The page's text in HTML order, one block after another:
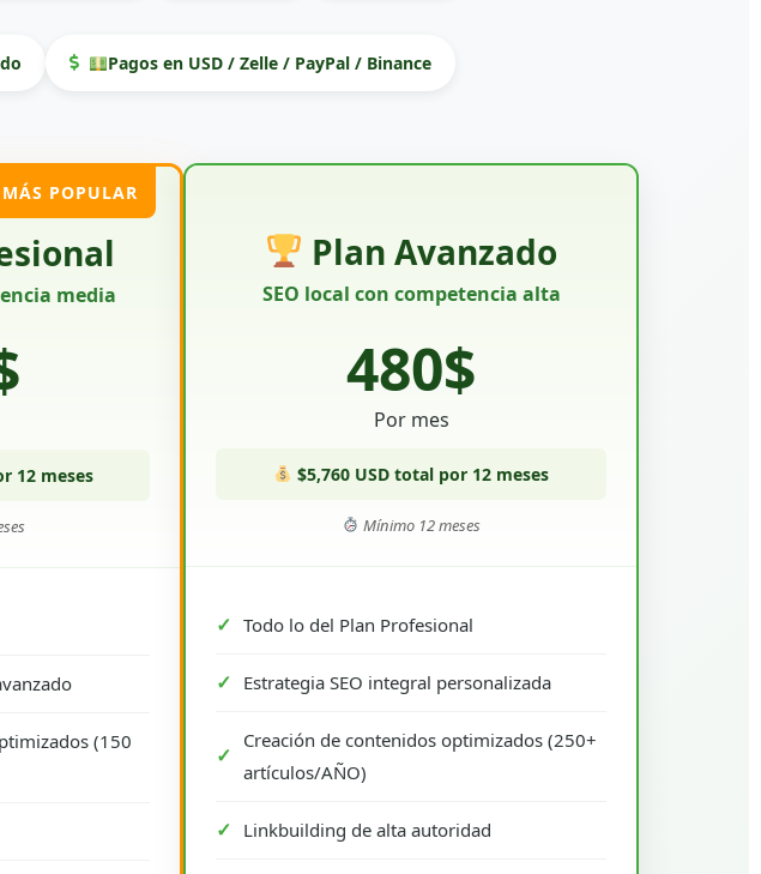
Pagos en USD / Zelle / PayPal / Binance
MÁS POPULAR
media
12 meses
(150
Plan Avanzado
SEO local con competencia alta
480$
Por mes
$5,760 USD total por 12 meses
Mínimo 12 meses
Todo lo del Plan Profesional
Estrategia SEO integral personalizada
Creación de contenidos optimizados (250+
artículos/AÑO)
Linkbuilding de alta autoridad